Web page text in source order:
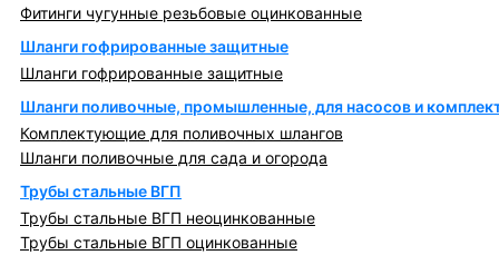
Фитинги чугунные резьбовые оцинкованные
Шланги гофрированные защитные
Шланги гофрированные защитные
Шланги поливочные, промышленные, для насосов и
Комплектующие для поливочных шлангов
Шланги поливочные для сада и огорода
Трубы стальные ВГП
Трубы стальные ВГП неоцинкованные
Трубы стальные ВГП оцинкованные